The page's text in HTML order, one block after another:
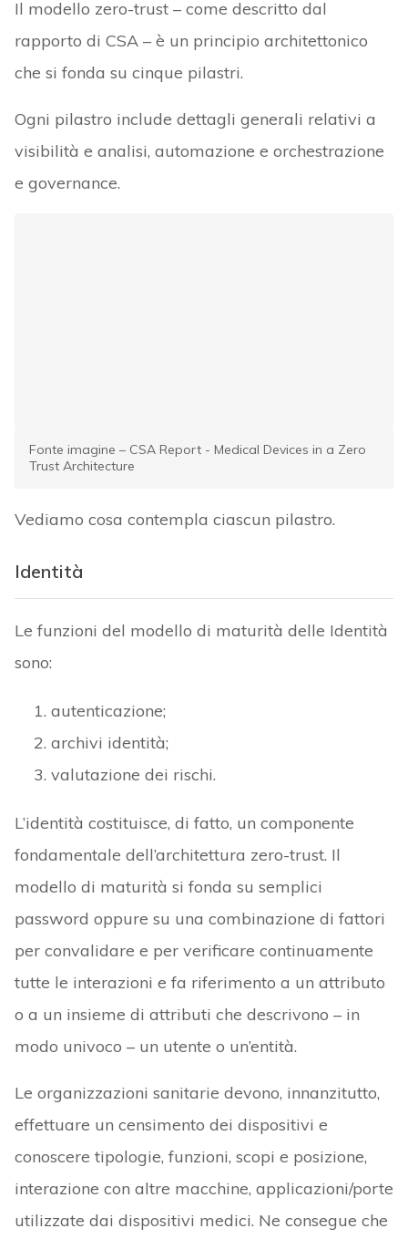
archivi identità;
L’identità costituisce, di fatto, un componente
fondamentale dell’architettura zero-trust. Il
modello di maturità si fonda su semplici
per convalidare e per verificare continuamente
tutte le interazioni e fa riferimento a un attributo
o a un insieme di attributi che descrivono – in
modo univoco – un utente o un’entità.
Le organizzazioni sanitarie devono, innanzitutto,
effettuare un censimento dei dispositivi e
conoscere tipologie, funzioni, scopi e posizione,
interazione con altre macchine, applicazioni/porte
utilizzate dai dispositivi medici. Ne consegue che
dovranno dotarsi di un metodo affidabile per
rilevare, classificare e inventariare tutti i
dispositivi medici presenti nell’ambiente, oltre a
verificare l’esistenza di procedure atte a stabilire
l’utilizzo di credenziali archiviate e iniettate in
modo sicuro e/o con modalità diverse – quali ad
esempio i certificati – come parte del processo di